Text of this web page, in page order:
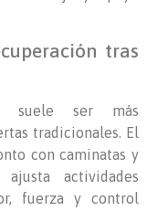
tras
suele ser más
tradicionales. El
con caminatas y
actividades
fuerza y control